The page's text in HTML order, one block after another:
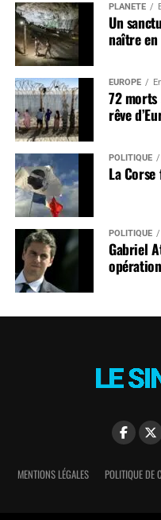
PLANÈTE
Un
naître
EUROPE
72
rêve
POLITIQUE
La
POLITIQUE
Gabriel
MENTIONS LÉGALES POLITIQUE DE